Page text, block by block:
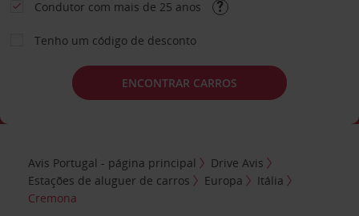
Condutor com mais de 25 anos
Tenho um código de desconto
ENCONTRAR CARROS
Avis Portugal - página principal
Drive Avis
Estações de aluguer de carros
Europa
Itália
Cremona